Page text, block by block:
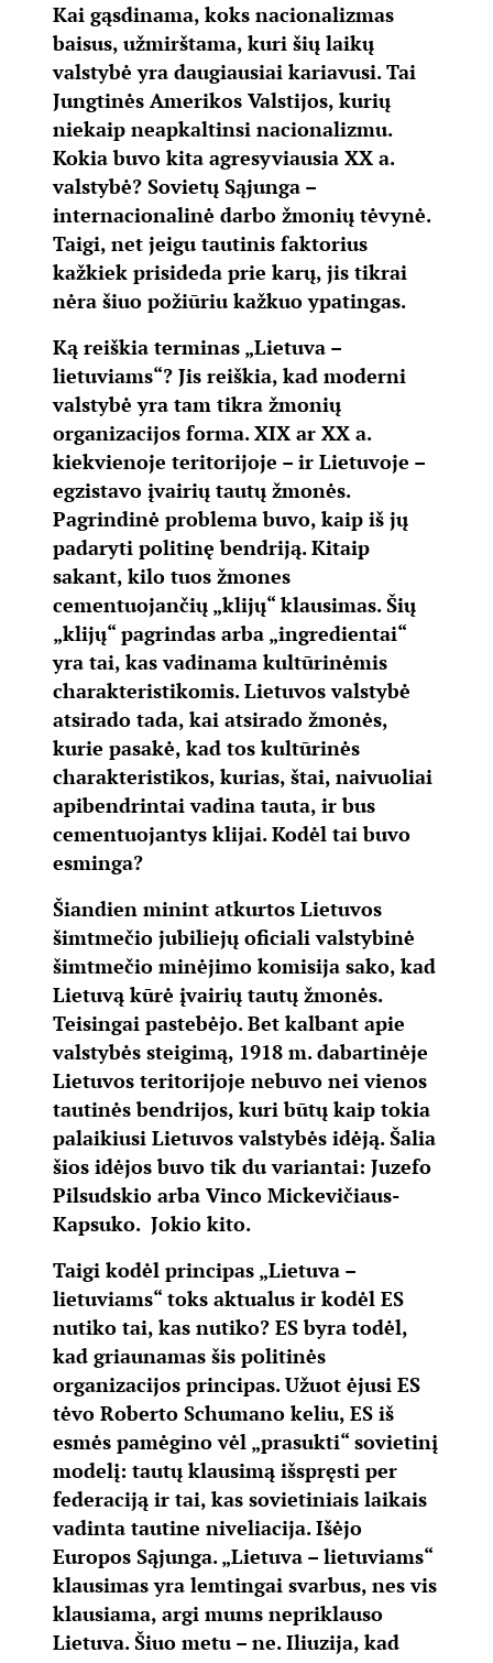
Kai gąsdinama, koks nacionalizmas
baisus, užmirštama, kuri šių laikų
valstybė yra daugiausiai kariavusi. Tai
Jungtinės Amerikos Valstijos, kurių
niekaip neapkaltinsi nacionalizmu.
Kokia buvo kita agresyviausia XX a.
valstybė? Sovietų Sąjunga –
internacionalinė darbo žmonių tėvynė.
Taigi, net jeigu tautinis faktorius
kažkiek prisideda prie karų, jis tikrai
nėra šiuo požiūriu kažkuo ypatingas.
Ką reiškia terminas „Lietuva –
lietuviams“? Jis reiškia, kad moderni
valstybė yra tam tikra žmonių
organizacijos forma. XIX ar XX a.
kiekvienoje teritorijoje – ir Lietuvoje –
egzistavo įvairių tautų žmonės.
Pagrindinė problema buvo, kaip iš jų
padaryti politinę bendriją. Kitaip
sakant, kilo tuos žmones
cementuojančių „klijų“ klausimas. Šių
„klijų“ pagrindas arba „ingredientai“
yra tai, kas vadinama kultūrinėmis
charakteristikomis. Lietuvos valstybė
atsirado tada, kai atsirado žmonės,
kurie pasakė, kad tos kultūrinės
charakteristikos, kurias, štai, naivuoliai
apibendrintai vadina tauta, ir bus
cementuojantys klijai. Kodėl tai buvo
esminga?
Šiandien minint atkurtos Lietuvos
šimtmečio jubiliejų oficiali valstybinė
šimtmečio minėjimo komisija sako, kad
Lietuvą kūrė įvairių tautų žmonės.
Teisingai pastebėjo. Bet kalbant apie
valstybės steigimą, 1918 m. dabartinėje
Lietuvos teritorijoje nebuvo nei vienos
tautinės bendrijos, kuri būtų kaip tokia
palaikiusi Lietuvos valstybės idėją. Šalia
šios idėjos buvo tik du variantai: Juzefo
Pilsudskio arba Vinco Mickevičiaus-
Kapsuko. Jokio kito.
Taigi kodėl principas „Lietuva –
lietuviams“ toks aktualus ir kodėl ES
nutiko tai, kas nutiko? ES byra todėl,
kad griaunamas šis politinės
organizacijos principas. Užuot ėjusi ES
tėvo Roberto Schumano keliu, ES iš
esmės pamėgino vėl „prasukti“ sovietinį
modelį: tautų klausimą išspręsti per
federaciją ir tai, kas sovietiniais laikais
vadinta tautine niveliacija. Išėjo
Europos Sąjunga. „Lietuva – lietuviams“
klausimas yra lemtingai svarbus, nes vis
klausiama, argi mums nepriklauso
Lietuva. Šiuo metu – ne. Iliuzija, kad